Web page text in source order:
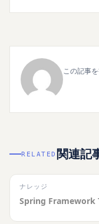
この記事
RELATED 関連記
ナレッジ
Spring Framework